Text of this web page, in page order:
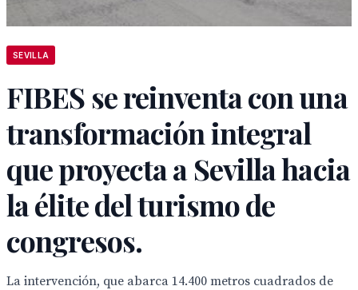
SEVILLA
FIBES se reinventa con una
transformación integral
que proyecta a Sevilla hacia
la élite del turismo de
congresos.
La intervención, que abarca 14.400 metros cuadrados de